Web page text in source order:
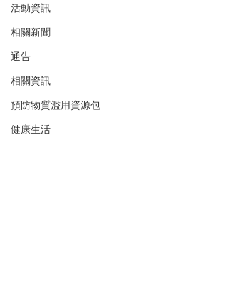
活動資訊
相關新聞
通告
相關資訊
預防物質濫用資源包
健康生活